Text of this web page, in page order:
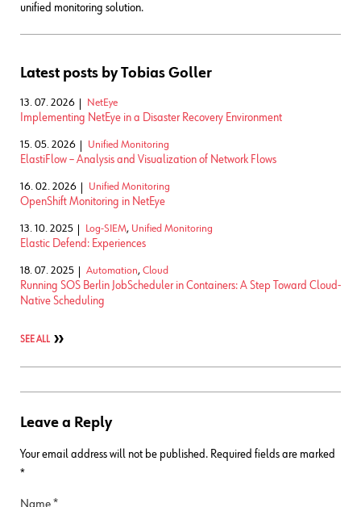
unified monitoring solution.
Latest posts by Tobias Goller
13. 07. 2026 NetEye
Implementing NetEye in a Disaster Recovery Environment
15. 05. 2026 Unified Monitoring
ElastiFlow – Analysis and Visualization of Network Flows
16. 02. 2026 Unified Monitoring
OpenShift Monitoring in NetEye
13. 10. 2025 Log-SIEM, Unified Monitoring
Elastic Defend: Experiences
18. 07. 2025 Automation, Cloud
Running SOS Berlin JobScheduler in Containers: A Step Toward Cloud-
Native Scheduling
SEE ALL
Leave a Reply
Your email address will not be published. Required fields are marked
*
Name*